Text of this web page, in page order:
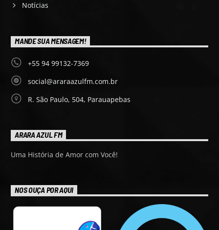
Notícias
MANDE SUA MENSAGEM!
+55 94 99132-7369
social@araraazulfm.com.br
R. São Paulo, 504, Parauapebas
ARARA AZUL FM
Uma História de Amor com Você!
NOS OUÇA POR AQUI